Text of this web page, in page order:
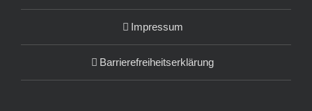
Impressum
Barrierefreiheitserklärung